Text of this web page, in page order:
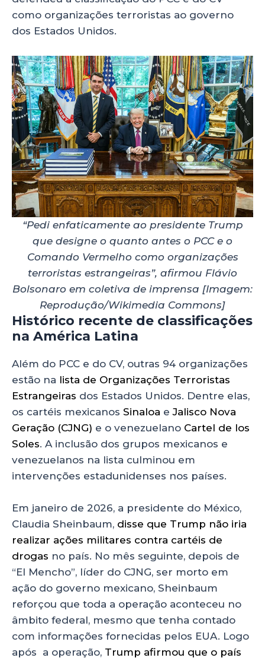
como organizações terroristas ao governo
dos Estados Unidos.
“Pedi enfaticamente ao presidente Trump
que designe o quanto antes o PCC e o
Comando Vermelho como organizações
terroristas estrangeiras”, afirmou Flávio
Bolsonaro em coletiva de imprensa [Imagem:
Reprodução/Wikimedia Commons]
Histórico recente de classificações
na América Latina
Além do PCC e do CV, outras 94 organizações
estão na lista de Organizações Terroristas
Estrangeiras dos Estados Unidos. Dentre elas,
os cartéis mexicanos Sinaloa eJalisco Nova
Geração (CJNG) e o venezuelano Cartel de los
Soles. A inclusão dos grupos mexicanos e
venezuelanos na lista culminou em
intervenções estadunidenses nos países.
Em janeiro de 2026, a presidente do México,
Claudia Sheinbaum, disse que Trump não iria
realizar ações militares contra cartéis de
drogas no país. No mês seguinte, depois de
“El Mencho”, líder do CJNG, ser morto em
ação do governo mexicano, Sheinbaum
reforçou que toda a operação aconteceu no
âmbito federal, mesmo que tenha contado
com informações fornecidas pelos EUA. Logo
após a operação, Trump afirmou que o país